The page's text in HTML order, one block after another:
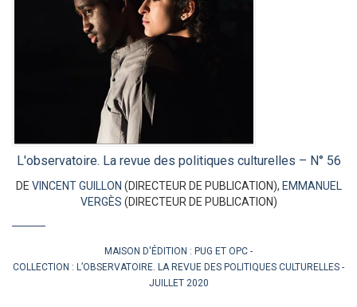
L'observatoire. La revue des politiques culturelles – N° 56
DE VINCENT GUILLON (DIRECTEUR DE PUBLICATION), EMMANUEL
VERGÈS (DIRECTEUR DE PUBLICATION)
MAISON D'ÉDITION : PUG ET OPC
COLLECTION : L’OBSERVATOIRE. LA REVUE DES POLITIQUES CULTURELLES
JUILLET 2020